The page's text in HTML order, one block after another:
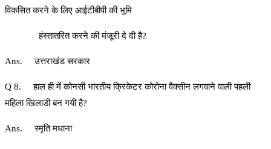
विकसित करने के लिए आईटीबीपी की भूमि
हंस्तातरित करने की मंजूरी दे दी है?
Ans. उत्तराखंड सरकार
Q 8. हाल ही में कोनसी भारतीय क्रिकेटर कोरोना वैक्सीन लगवाने वाली पहली
महिला खिलाडी बन गयी है?
Ans. स्मृति मधाना